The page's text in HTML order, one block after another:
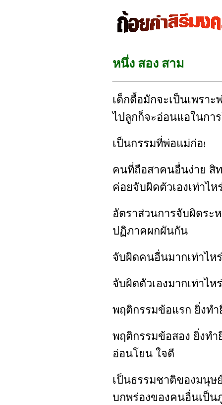
หนึ่ง สอง สาม
เด็กดื้อมักจะเป็นเพรา
ไปลูกก็จะอ่อนแอในกา
เป็นกรรมที่พ่อแม่ก่อ!
คนที่ถือสาคนอื่นง่าย สิท
ค่อยจับผิดตัวเองเท่าไห
อัตราส่วนการจับผิดระ
ปฏิภาคผกผันกัน
จับผิดคนอื่นมากเท่าไห
จับผิดตัวเองมากเท่าไ
พฤติกรรมข้อแรก ยิ่งทำ
พฤติกรรมข้อสอง ยิ่งท
อ่อนโยน ใจดี
เป็นธรรมชาติของมนุษ
บกพร่องของคนอื่นเป็น